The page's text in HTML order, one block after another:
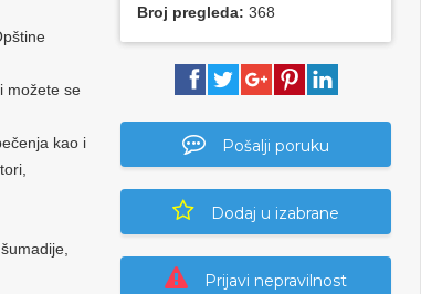
možete se
kao i
Broj pregleda:368
Pošalji poruku
Dodaj u izabrane
Prijavi nepravilnost